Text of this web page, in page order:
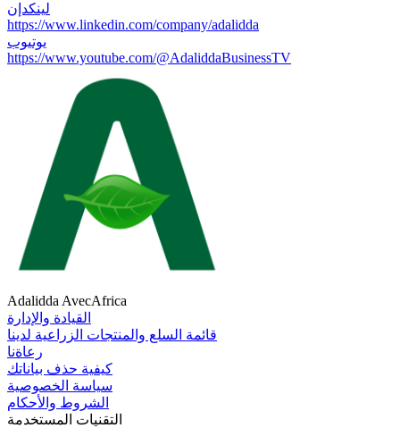
لينكدإن
https://www.linkedin.com/company/adalidda
يوتيوب
https://www.youtube.com/@AdaliddaBusinessTV
Adalidda AvecAfrica
القيادة والإدارة
قائمة السلع والمنتجات الزراعية لدينا
رعاةنا
كيفية حذف بياناتك
سياسة الخصوصية
الشروط والأحكام
التقنيات المستخدمة